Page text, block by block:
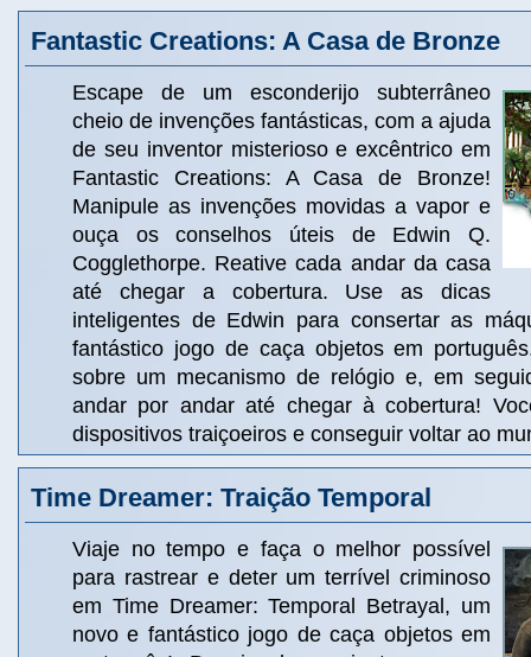
Fantastic Creations: A Casa de Bronze
Escape de um esconderijo subterrâneo
cheio de invenções fantásticas, com a ajuda
de seu inventor misterioso e excêntrico em
Fantastic Creations: A Casa de Bronze!
Manipule as invenções movidas a vapor e
ouça os conselhos úteis de Edwin Q.
Cogglethorpe. Reative cada andar da casa
até chegar a cobertura. Use as dicas
inteligentes de Edwin para consertar as
fantástico jogo de caça objetos em
sobre um mecanismo de relógio e, em
andar por andar até chegar à cobertura!
dispositivos traiçoeiros e conseguir voltar ao
Time Dreamer: Traição Temporal
Viaje no tempo e faça o melhor possível
para rastrear e deter um terrível criminoso
em Time Dreamer: Temporal Betrayal, um
novo e fantástico jogo de caça objetos em